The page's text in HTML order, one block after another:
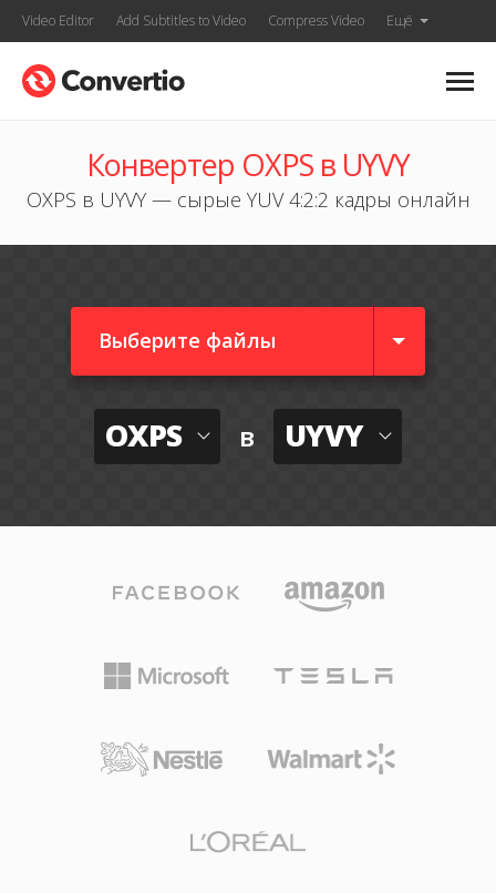
Video Editor Add Subtitles to Video Compress Video Ещё
Конвертер OXPS в UYVY
OXPS в UYVY — сырые YUV 4:2:2 кадры онлайн
Выберите файлы
OXPS в UYVY